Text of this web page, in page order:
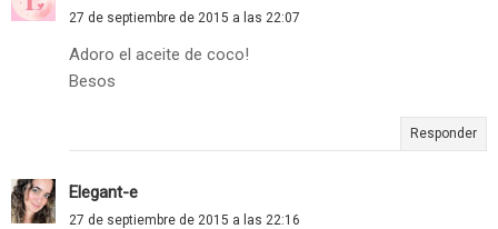
27 de septiembre de 2015 a las 22:07
Adoro el aceite de coco!
Besos
Responder
Elegant-e
27 de septiembre de 2015 a las 22:16